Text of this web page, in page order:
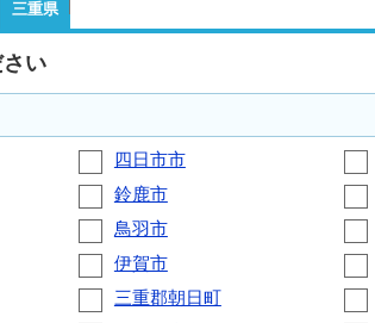
三重県
い
四日市市
鈴鹿市
鳥羽市
伊賀市
三重郡朝日町